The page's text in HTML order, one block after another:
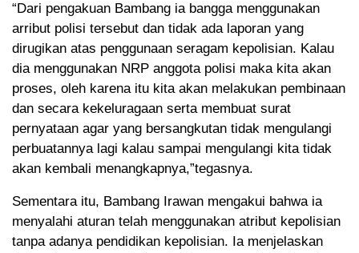
“Dari pengakuan Bambang ia bangga menggunakan
arribut polisi tersebut dan tidak ada laporan yang
dirugikan atas penggunaan seragam kepolisian. Kalau
dia menggunakan NRP anggota polisi maka kita akan
proses, oleh karena itu kita akan melakukan pembinaan
dan secara kekeluragaan serta membuat surat
pernyataan agar yang bersangkutan tidak mengulangi
perbuatannya lagi kalau sampai mengulangi kita tidak
akan kembali menangkapnya,”tegasnya.
Sementara itu, Bambang Irawan mengakui bahwa ia
menyalahi aturan telah menggunakan atribut kepolisian
tanpa adanya pendidikan kepolisian. Ia menjelaskan